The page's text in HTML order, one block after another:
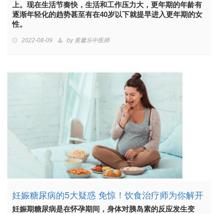
上。现在生活节奏快，生活和工作压力大，更年期的年龄有
逐渐年轻化的趋势甚至有在40岁以下就提早进入更年期的女
性。
2022-08-09 by 黄馨乐中医师
妊娠糖尿病的5大疑惑 免惊！饮食治疗师为你解开
妊娠期糖尿病是在怀孕期间，身体对胰岛素的反应发生变